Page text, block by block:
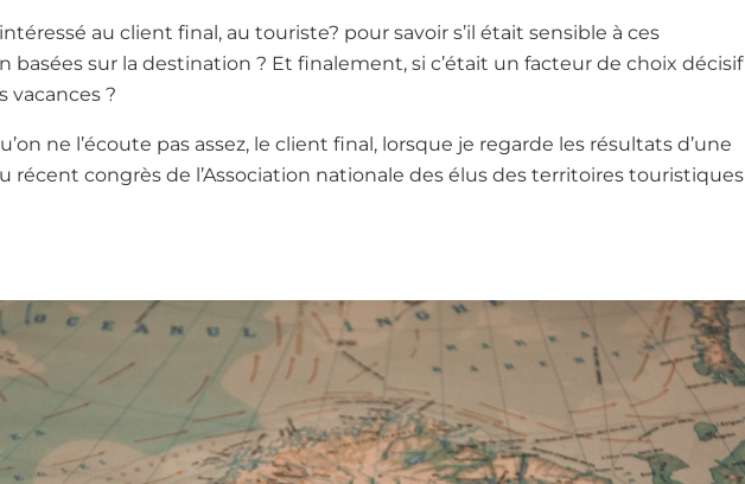
au client final, au touriste? pour savoir s’il était sensible à ces
basées sur la destination ? Et finalement, si c’était un facteur de choix décisif
vacances ?
ne l’écoute pas assez, le client final, lorsque je regarde les résultats d’une
récent congrès de l’Association nationale des élus des territoires touristiques